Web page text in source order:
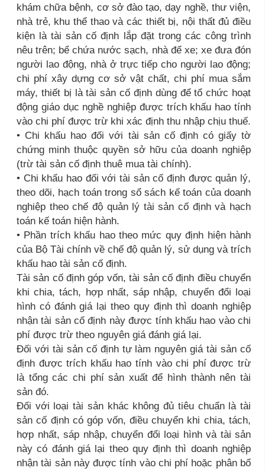
khám chữa bệnh, cơ sở đào tạo, dạy nghề, thư viện,
nhà trẻ, khu thể thao và các thiết bị, nội thất đủ điều
kiện là tài sản cố định lắp đặt trong các công trình
nêu trên; bể chứa nước sạch, nhà để xe; xe đưa đón
người lao động, nhà ở trực tiếp cho người lao động;
chi phí xây dựng cơ sở vật chất, chi phí mua sắm
máy, thiết bị là tài sản cố định dùng để tổ chức hoạt
động giáo dục nghề nghiệp được trích khấu hao tính
vào chi phí được trừ khi xác định thu nhập chịu thuế.
• Chi khấu hao đối với tài sản cố định có giấy tờ
chứng minh thuộc quyền sở hữu của doanh nghiệp
(trừ tài sản cố định thuê mua tài chính).
• Chi khấu hao đối với tài sản cố định được quản lý,
theo dõi, hạch toán trong sổ sách kế toán của doanh
nghiệp theo chế độ quản lý tài sản cố định và hạch
toán kế toán hiện hành.
• Phần trích khấu hao theo mức quy định hiện hành
của Bộ Tài chính về chế độ quản lý, sử dụng và trích
khấu hao tài sản cố định.
Tài sản cố định góp vốn, tài sản cố định điều chuyển
khi chia, tách, hợp nhất, sáp nhập, chuyển đổi loại
hình có đánh giá lại theo quy định thì doanh nghiệp
nhận tài sản cố định này được tính khấu hao vào chi
phí được trừ theo nguyên giá đánh giá lại.
Đối với tài sản cố định tự làm nguyên giá tài sản cố
định được trích khấu hao tính vào chi phí được trừ
là tổng các chi phí sản xuất để hình thành nên tài
sản đó.
Đối với loại tài sản khác không đủ tiêu chuẩn là tài
sản cố định có góp vốn, điều chuyển khi chia, tách,
hợp nhất, sáp nhập, chuyển đổi loại hình và tài sản
này có đánh giá lại theo quy định thì doanh nghiệp
nhận tài sản này được tính vào chi phí hoặc phân bổ